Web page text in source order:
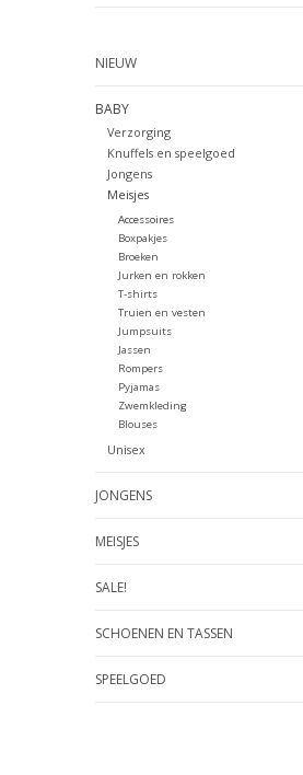
NIEUW
BABY
Verzorging
Knuffels en speelgoed
Jongens
Meisjes
Accessoires
Boxpakjes
Broeken
Jurken en rokken
T-shirts
Truien en vesten
Jumpsuits
Jassen
Rompers
Pyjamas
Zwemkleding
Blouses
Unisex
JONGENS
MEISJES
SALE!
SCHOENEN EN TASSEN
SPEELGOED